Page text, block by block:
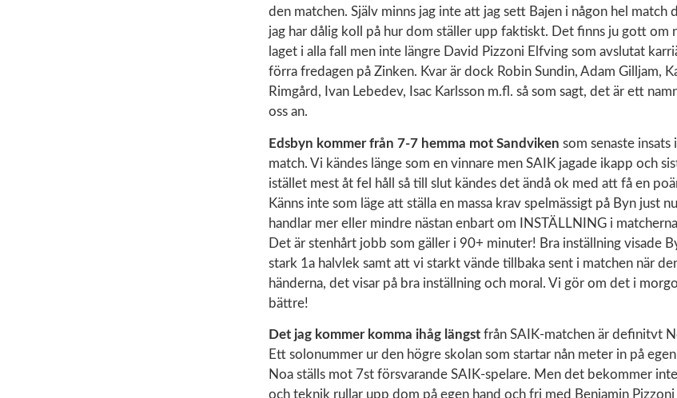
den matchen. Själv minns jag inte att jag sett Bajen i någon hel match
jag har dålig koll på hur dom ställer upp faktiskt. Det finns ju gott om
laget i alla fall men inte längre David Pizzoni Elfving som avslutat
förra fredagen på Zinken. Kvar är dock Robin Sundin, Adam Gilljam,
Rimgård, Ivan Lebedev, Isac Karlsson m.fl. så som sagt, det är ett
oss an.
Edsbyn kommer från 7-7 hemma mot Sandviken som senaste
match. Vi kändes länge som en vinnare men SAIK jagade ikapp och
istället mest åt fel håll så till slut kändes det ändå ok med att få en
Känns inte som läge att ställa en massa krav spelmässigt på Byn just
handlar mer eller mindre nästan enbart om INSTÄLLNING i
Det är stenhårt jobb som gäller i 90+ minuter! Bra inställning visade
stark 1a halvlek samt att vi starkt vände tillbaka sent i matchen när
händerna, det visar på bra inställning och moral. Vi gör om det i
bättre!
Det jag kommer komma ihåg längst från SAIK-matchen är definitvt
Ett solonummer ur den högre skolan som startar nån meter in på
Noa ställs mot 7st försvarande SAIK-spelare. Men det bekommer
och teknik rullar upp dom på egen hand och fri med Benjamin Pizzoni